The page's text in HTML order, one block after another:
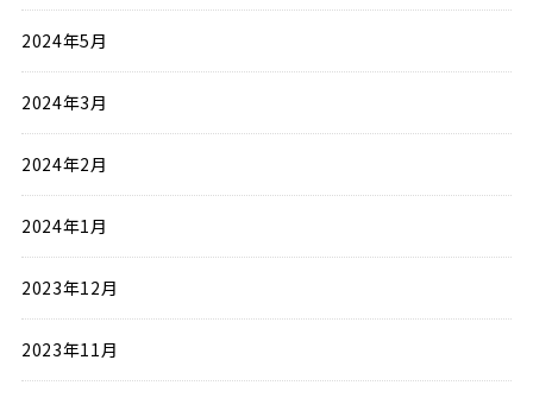
2024年5月
2024年3月
2024年2月
2024年1月
2023年12月
2023年11月